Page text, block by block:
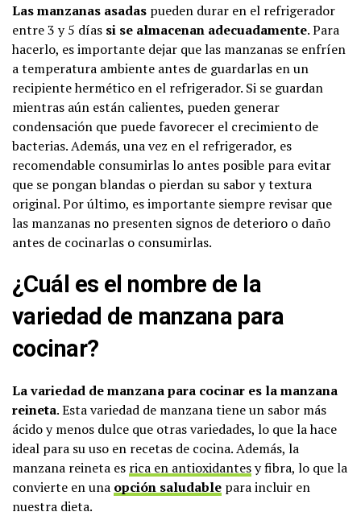
Las manzanas asadas pueden durar en el refrigerador
entre 3 y 5 días si se almacenan adecuadamente. Para
hacerlo, es importante dejar que las manzanas se enfríen
a temperatura ambiente antes de guardarlas en un
recipiente hermético en el refrigerador. Si se guardan
mientras aún están calientes, pueden generar
condensación que puede favorecer el crecimiento de
bacterias. Además, una vez en el refrigerador, es
recomendable consumirlas lo antes posible para evitar
que se pongan blandas o pierdan su sabor y textura
original. Por último, es importante siempre revisar que
las manzanas no presenten signos de deterioro o daño
antes de cocinarlas o consumirlas.
¿Cuál es el nombre de la
variedad de manzana para
cocinar?
La variedad de manzana para cocinar es la manzana
reineta. Esta variedad de manzana tiene un sabor más
ácido y menos dulce que otras variedades, lo que la hace
ideal para su uso en recetas de cocina. Además, la
manzana reineta es rica en antioxidantesy fibra, lo que la
convierte en una opción saludable para incluir en
nuestra dieta.